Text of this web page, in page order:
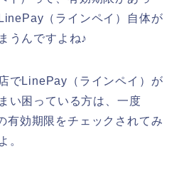
（ラインペイ）自体が
うんですよね♪
でLinePay（ラインペイ）が
い困っている方は、一度
有効期限をチェックされてみ
。